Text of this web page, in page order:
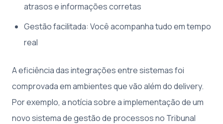
atrasos e informações corretas
Gestão facilitada: Você acompanha tudo em tempo
real
A eficiência das integrações entre sistemas foi
comprovada em ambientes que vão além do delivery.
Por exemplo, a notícia sobre a implementação de um
novo sistema de gestão de processos no Tribunal